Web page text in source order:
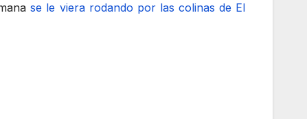
se le viera rodando por las colinas de El